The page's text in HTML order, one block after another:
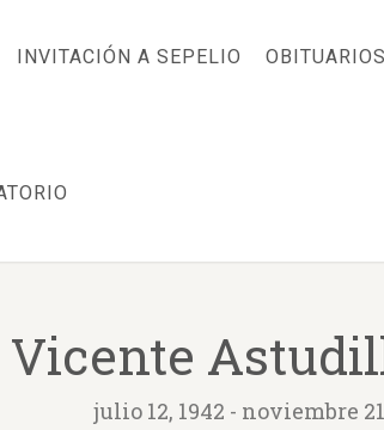
INVITACIÓN A SEPELIO OBITUARIOS
julio 12, 1942 - noviembre